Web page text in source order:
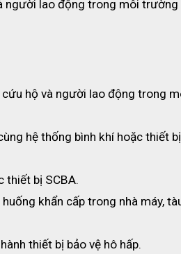
người lao động trong môi
hộ và người lao động trong
hệ thống bình khí hoặc thiết
thiết bị SCBA.
khẩn cấp trong nhà máy,
thiết bị bảo vệ hô hấp.